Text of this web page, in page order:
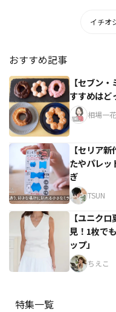
イチオ
おすすめ記事
【セブン
すすめはど
相場一花
【セリア
たやパレッ
ぎ
TSUN
【ユニク
見！1枚で
ップ」
ちえこ
特集一覧